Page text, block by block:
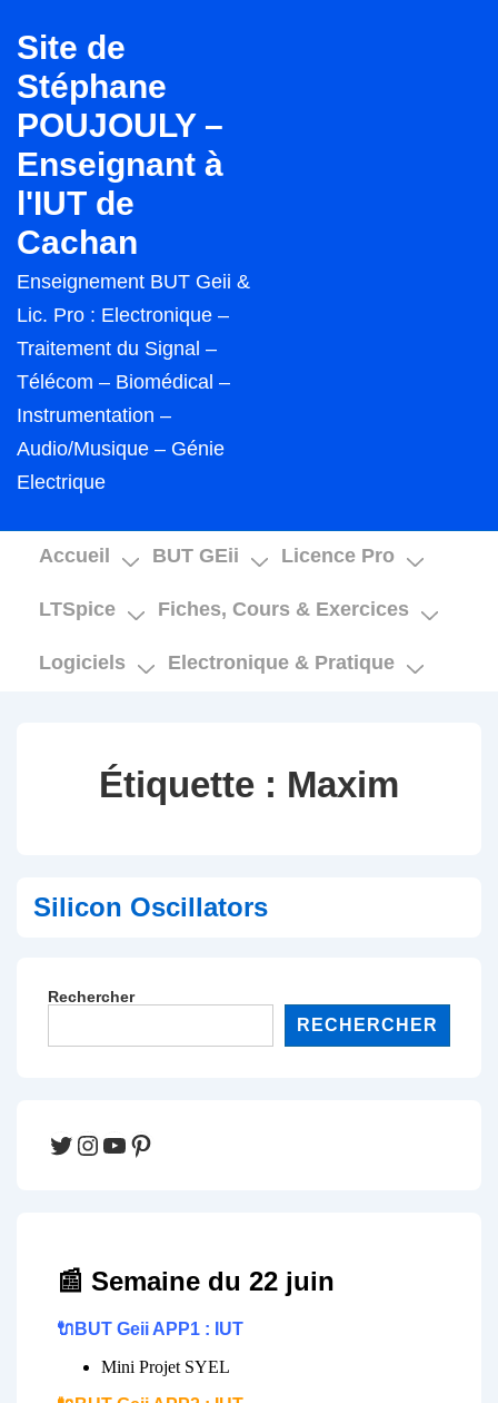
passer
au
contenu
principal
Site de
Stéphane
POUJOULY –
Enseignant à
l'IUT de
Cachan
Enseignement BUT Geii &
Lic. Pro : Electronique –
Traitement du Signal –
Télécom – Biomédical –
Instrumentation –
Audio/Musique – Génie
Electrique
Main
Accueil BUT GEii Licence Pro
LTSpice Fiches, Cours & Exercices
Logiciels Electronique & Pratique
Étiquette : Maxim
Silicon Oscillators
Rechercher
RECHERCHER
Twitter
Instagram
YouTube
Pinterest